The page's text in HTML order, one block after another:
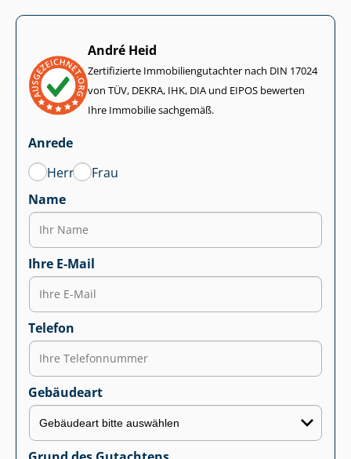
André Heid
Zertifizierte Im­mo­bi­li­en­gut­ach­ter nach DIN 17024
von TÜV, DEKRA, IHK, DIA und EIPOS bewerten
Ihre Immobilie sachgemäß.
Anrede
Herr
Frau
Name
Ihre E-Mail
Telefon
Gebäudeart